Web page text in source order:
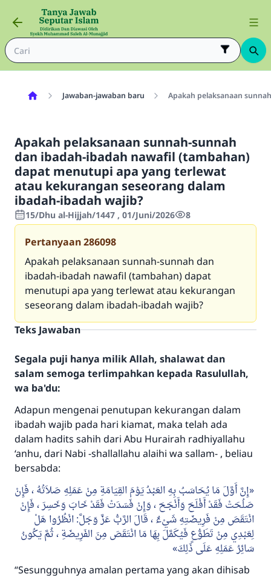
Jawaban-jawaban baru Apakah pelaksanaan
Apakah pelaksanaan sunnah-sunnah
dan ibadah-ibadah nawafil (tambahan)
dapat menutupi apa yang terlewat
atau kekurangan seseorang dalam
ibadah-ibadah wajib?
15/Dhu al-Hijjah/1447 , 01/Juni/2026 8
Pertanyaan286098
Apakah pelaksanaan sunnah-sunnah dan
ibadah-ibadah nawafil (tambahan) dapat
menutupi apa yang terlewat atau kekurangan
seseorang dalam ibadah-ibadah wajib?
Teks Jawaban
Segala puji hanya milik Allah, shalawat dan
salam semoga terlimpahkan kepada Rasulullah,
wa ba'du:
Adapun mengenai penutupan kekurangan dalam
ibadah wajib pada hari kiamat, maka telah ada
dalam hadits sahih dari Abu Hurairah radhiyallahu
‘anhu, dari Nabi -shallallahu alaihi wa sallam- , beliau
bersabda:
إِنَّ أَوَّلَ مَا يُحَاسَبُ بِهِ العَبْدُ يَوْمَ القِيَامَةِ مِنْ عَمَلِهِ صَلاَتُهُ ، فَإِنْ
صَلُحَتْ فَقَدْ أَفْلَحَ وَأَنْجَحَ ، وَإِنْ فَسَدَتْ فَقَدْ خَابَ وَخَسِرَ ، فَإِنْ
انْتَقَصَ مِنْ فَرِيضَتِهِ شَيْءٌ ، قَالَ الرَّبُّ عَزَّ وَجَلَّ: انْظُرُوا هَلْ
لِعَبْدِي مِنْ تَطَوُّعٍ فَيُكَمَّلَ بِهَا مَا انْتَقَصَ مِنَ الفَرِيضَةِ ، ثُمَّ يَكُونُ
سَائِرُ عَمَلِهِ عَلَى ذَلِكَ
“Sesungguhnya amalan pertama yang akan dihisab